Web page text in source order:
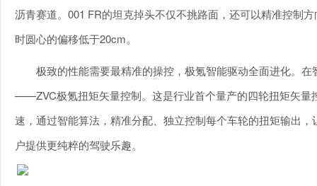
沥青赛道。001 FR的坦克掉头不仅不挑路面，还可以精准控制
时圆心的偏移低于20cm。
极致的性能需要最精准的操控，极氪智能驱动全面进化。
——ZVC极氪扭矩矢量控制。这是行业首个量产的四轮扭矩矢量
速，通过智能算法，精准分配、独立控制每个车轮的扭矩输出
户提供更纯粹的驾驶乐趣。